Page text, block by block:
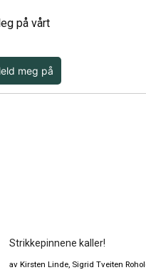
på vårt
meg på
Strikkepinnene kaller!
av Kirsten Linde, Sigrid Tveiten